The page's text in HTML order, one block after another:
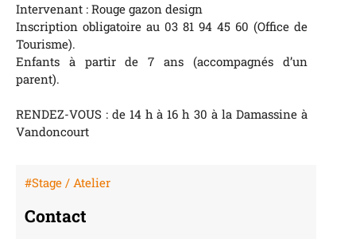
Intervenant : Rouge gazon design
Inscription obligatoire au 03 81 94 45 60 (Office de
Tourisme).
Enfants à partir de 7 ans (accompagnés d’un
parent).
RENDEZ-VOUS : de 14 h à 16 h 30 à la Damassine à
Vandoncourt
#Stage / Atelier
Contact